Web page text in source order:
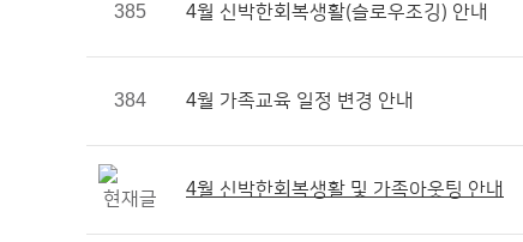
385 4월 신박한회복생활(슬로우조깅) 안내
384 4월 가족교육 일정 변경 안내
4월 신박한회복생활 및 가족아웃팅 안내